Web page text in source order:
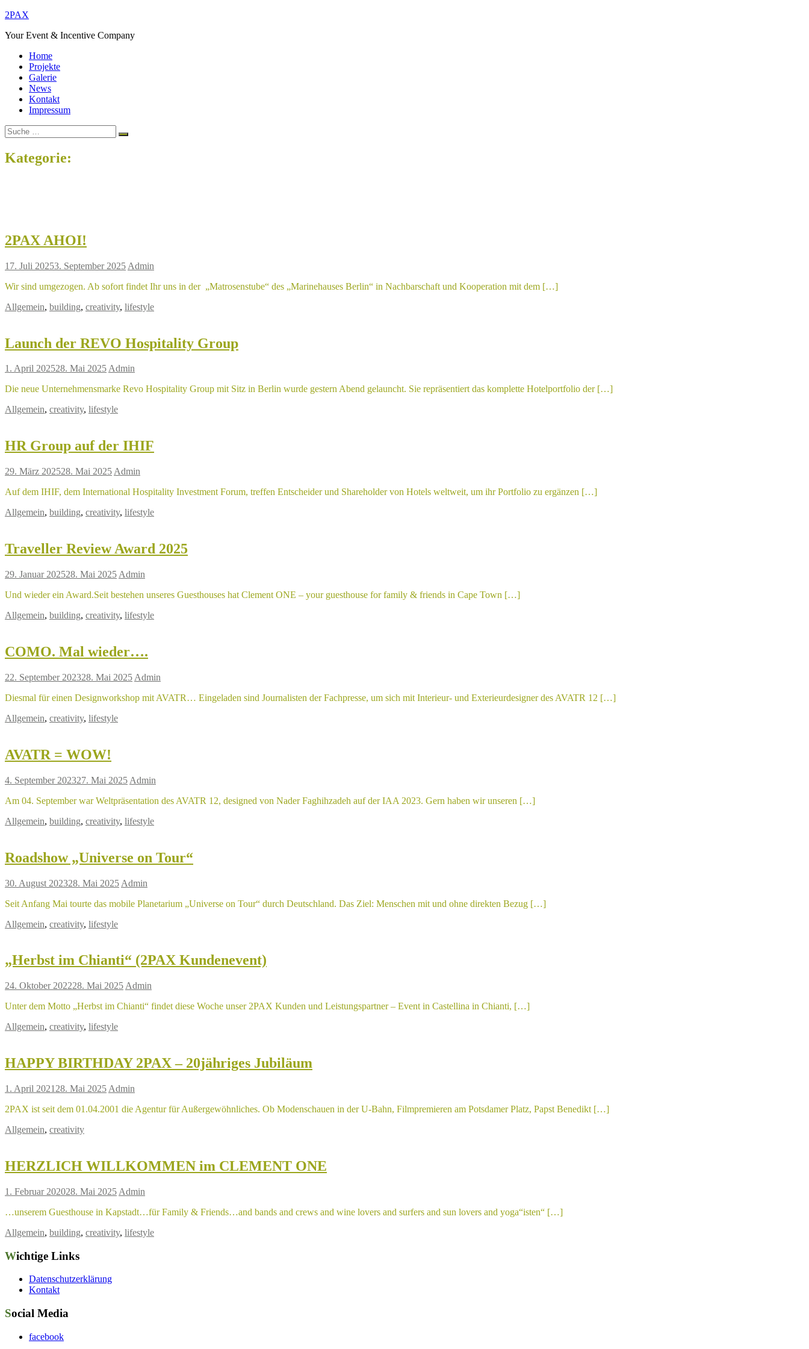
Zum
springen
2PAX
Your Event & Incentive Company
Home
Projekte
Galerie
News
Kontakt
Impressum
Suche
nach:
Suchen
Kategorie:
2PAX AHOI!
17. Juli 20253. September 2025 Admin
Wir sind umgezogen. Ab sofort findet Ihr uns in der „Matrosenstube“ des „Marinehauses Berlin“ in Nachbarschaft und Kooperation mit dem […]
Allgemein, building, creativity, lifestyle
Launch der REVO Hospitality Group
1. April 202528. Mai 2025Admin
Die neue Unternehmensmarke Revo Hospitality Group mit Sitz in Berlin wurde gestern Abend gelauncht. Sie repräsentiert das komplette Hotelportfolio der […]
Allgemein, creativity, lifestyle
HR Group auf der IHIF
29. März 202528. Mai 2025 Admin
Auf dem IHIF, dem International Hospitality Investment Forum, treffen Entscheider und Shareholder von Hotels weltweit, um ihr Portfolio zu ergänzen […]
Allgemein, building, creativity, lifestyle
Traveller Review Award 2025
29. Januar 202528. Mai 2025 Admin
Und wieder ein Award.Seit bestehen unseres Guesthouses hat Clement ONE – your guesthouse for family & friends in Cape Town […]
Allgemein, building, creativity, lifestyle
COMO. Mal wieder….
22. September 202328. Mai 2025 Admin
Diesmal für einen Designworkshop mit AVATR… Eingeladen sind Journalisten der Fachpresse, um sich mit Interieur- und Exterieurdesigner des AVATR 12 […]
Allgemein, creativity, lifestyle
AVATR = WOW!
4. September 202327. Mai 2025 Admin
Am 04. September war Weltpräsentation des AVATR 12, designed von Nader Faghihzadeh auf der IAA 2023. Gern haben wir unseren […]
Allgemein, building, creativity, lifestyle
Roadshow „Universe on Tour“
30. August 202328. Mai 2025 Admin
Seit Anfang Mai tourte das mobile Planetarium „Universe on Tour“ durch Deutschland. Das Ziel: Menschen mit und ohne direkten Bezug […]
Allgemein, creativity, lifestyle
„Herbst im Chianti“ (2PAX Kundenevent)
24. Oktober 202228. Mai 2025 Admin
Unter dem Motto „Herbst im Chianti“ findet diese Woche unser 2PAX Kunden und Leistungspartner – Event in Castellina in Chianti, […]
Allgemein, creativity, lifestyle
HAPPY BIRTHDAY 2PAX – 20jähriges Jubiläum
1. April 2021 28. Mai 2025 Admin
2PAX ist seit dem 01.04.2001 die Agentur für Außergewöhnliches. Ob Modenschauen in der U-Bahn, Filmpremieren am Potsdamer Platz, Papst Benedikt […]
Allgemein, creativity
HERZLICH WILLKOMMEN im CLEMENT ONE
1. Februar 202028. Mai 2025 Admin
…unserem Guesthouse in Kapstadt…für Family & Friends…and bands and crews and wine lovers and surfers and sun lovers and yoga“isten“ […]
Allgemein, building, creativity, lifestyle
Wichtige Links
Datenschutzerklärung
Kontakt
Social Media
facebook